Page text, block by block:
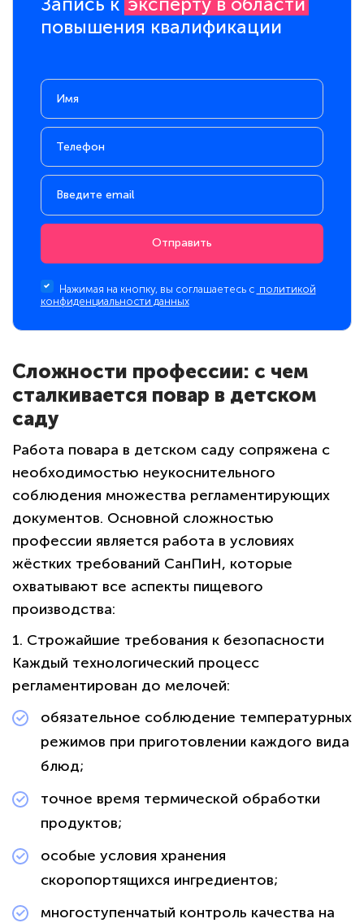
повышения квалификации
Отправить
Нажимая на кнопку, вы соглашаетесь с политикой
конфиденциальности данных
Сложности профессии: с чем
сталкивается повар в детском
саду
Работа повара в детском саду сопряжена с
необходимостью неукоснительного
соблюдения множества регламентирующих
документов. Основной сложностью
профессии является работа в условиях
жёстких требований СанПиН, которые
охватывают все аспекты пищевого
производства:
1. Строжайшие требования к безопасности
Каждый технологический процесс
регламентирован до мелочей:
обязательное соблюдение температурных
режимов при приготовлении каждого вида
блюд;
точное время термической обработки
продуктов;
особые условия хранения
скоропортящихся ингредиентов;
многоступенчатый контроль качества на